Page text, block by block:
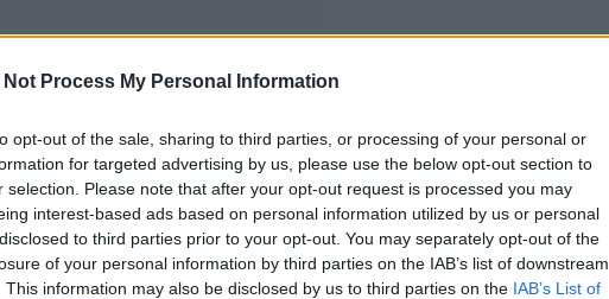
Not Process My Personal Information
opt-out of the sale, sharing to third parties, or processing of your personal or
for targeted advertising by us, please use the below opt-out section to
selection. Please note that after your opt-out request is processed you may
interest-based ads based on personal information utilized by us or personal
to third parties prior to your opt-out. You may separately opt-out of the
of your personal information by third parties on the IAB’s list of downstream
This information may also be disclosed by us to third parties on the IAB’s List of